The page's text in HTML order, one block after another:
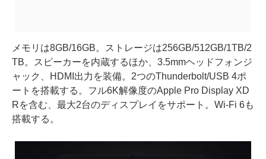
メモリは8GB/16GB。ストレージは256GB/512GB/1TB/2
TB。スピーカーを内蔵するほか、3.5mmヘッドフォンジ
ャック、HDMI出力を装備。2つのThunderbolt/USB 4ポ
ートを搭載する。フル6K解像度のApple Pro Display XD
Rを含む、最大2台のディスプレイをサポート。Wi-Fi 6も
搭載する。